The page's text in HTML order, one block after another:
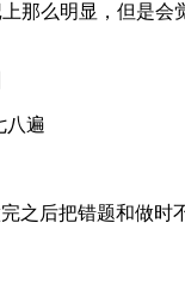
那么明显，但是会
八遍
之后把错题和做时